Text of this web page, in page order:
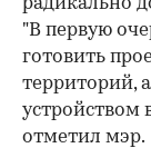
радикально
"В первую
готовить
территорий,
устройством
отметил мэр.